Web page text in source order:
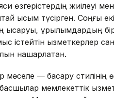
жиілеуі мен
қысым түсірген. Соңғы
құрылымдардың
істейтін қызметкерлер
нашарлатқан.
— басқару стилінің
мемлекеттік